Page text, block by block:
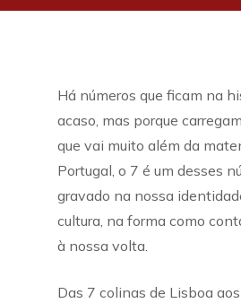
Há números que ficam na
acaso, mas porque
que vai muito além da
Portugal, o 7 é um desses
gravado na nossa
cultura, na forma como
à nossa volta.
Das 7 colinas de Lisboa